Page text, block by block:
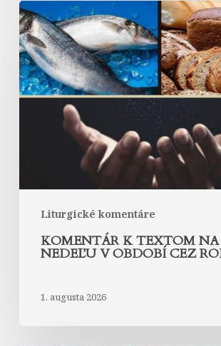
Liturgické komentáre
Komentár
k
textom
na
18.
nedeľu
„A“
KOMENTÁR K TEXTOM NA
NEDEĽU V OBDOBÍ CEZ
1. augusta 2026